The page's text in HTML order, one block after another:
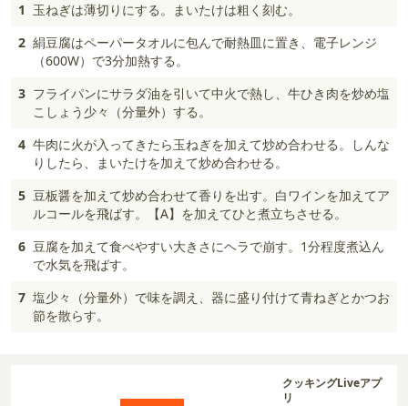
1 玉ねぎは薄切りにする。まいたけは粗く刻む。
2 絹豆腐はペーパータオルに包んで耐熱皿に置き、電子レンジ
（600W）で3分加熱する。
3 フライパンにサラダ油を引いて中火で熱し、牛ひき肉を炒め塩
こしょう少々（分量外）する。
4 牛肉に火が入ってきたら玉ねぎを加えて炒め合わせる。しんな
りしたら、まいたけを加えて炒め合わせる。
5 豆板醤を加えて炒め合わせて香りを出す。白ワインを加えてア
ルコールを飛ばす。【A】を加えてひと煮立ちさせる。
6 豆腐を加えて食べやすい大きさにヘラで崩す。1分程度煮込ん
で水気を飛ばす。
7 塩少々（分量外）で味を調え、器に盛り付けて青ねぎとかつお
節を散らす。
クッキングLiveアプ
リ